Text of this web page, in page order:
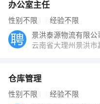
办公室主任
性别不限 经验不限
景洪泰源物流有限公
云南省大理州景洪市
仓库管理
性别不限 经验不限